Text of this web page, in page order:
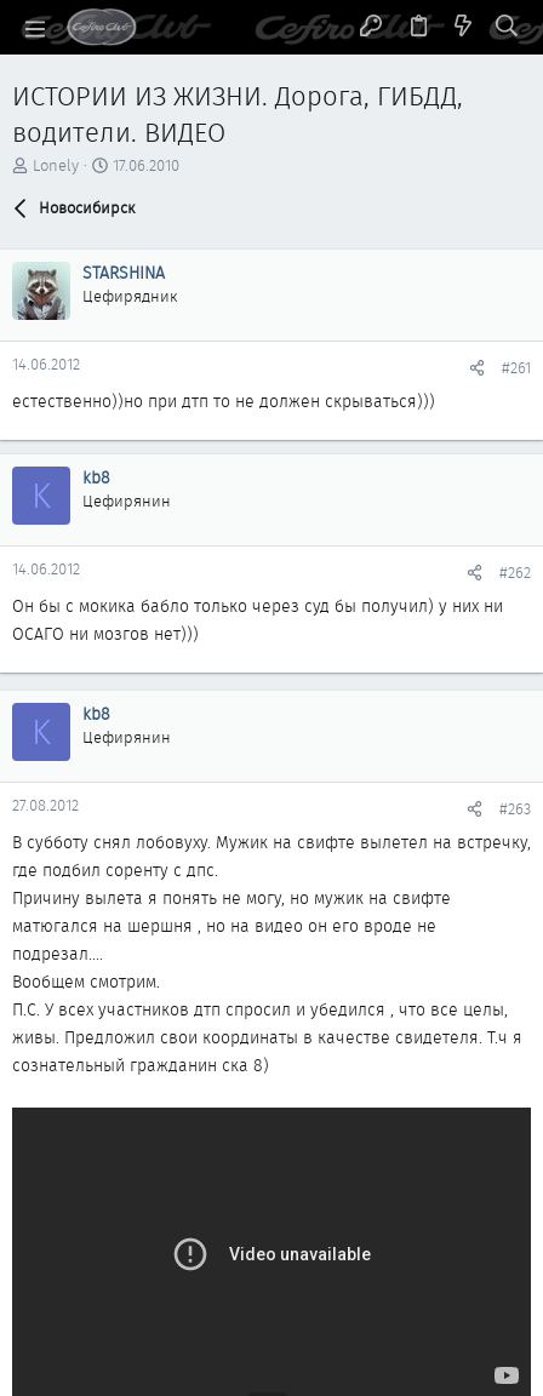
ИСТОРИИ ИЗ ЖИЗНИ. Дорога, ГИБДД,
водители. ВИДЕО
А
т
е
м
ы
Lonely
Д
т
а
ч
л
17.06.2010
Новосибирск
STARSHINA
Цефирядник
14.06.2012 #261
естественно))но при дтп то не должен скрываться)))
K kb8
Цефирянин
14.06.2012 #262
Он бы с мокика бабло только через суд бы получил) у них ни
ОСАГО ни мозгов нет)))
K kb8
Цефирянин
27.08.2012 #263
В субботу снял лобовуху. Мужик на свифте вылетел на встречку,
где подбил соренту с дпс.
Причину вылета я понять не могу, но мужик на свифте
матюгался на шершня , но на видео он его вроде не
подрезал....
Вообщем смотрим.
П.С. У всех участников дтп спросил и убедился , что все целы,
живы. Предложил свои координаты в качестве свидетеля. Т.ч я
сознательный гражданин ска 8)